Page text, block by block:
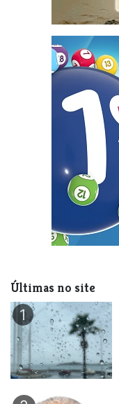
Últimas no site
1